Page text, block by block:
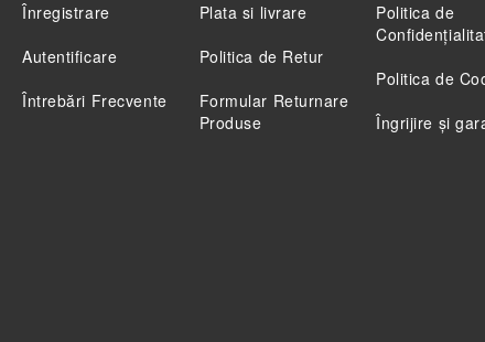
Înregistrare
Autentificare
Întrebări Frecvente
Plata si livrare
Politica de Retur
Formular Returnare
Produse
Politica de
Politica de
Îngrijire și